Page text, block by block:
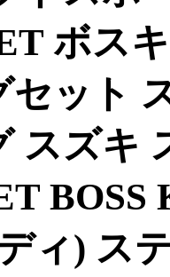
ボス
セット
スズキ
ィ) ス